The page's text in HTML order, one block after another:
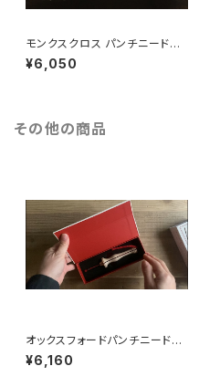
モンクスクロス パンチニードル
用生地
¥6,050
その他の商品
オックスフォードパンチニードル
（ナチュラルウッド）
¥6,160